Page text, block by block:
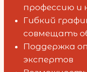
профессию
Гибкий
совмещать
Поддержка
экспертов